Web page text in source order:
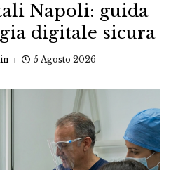
Napoli: guida
digitale sicura
5 Agosto 2026